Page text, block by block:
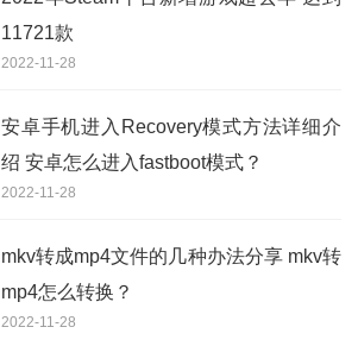
11721款
2022-11-28
安卓手机进入Recovery模式方法详细介
绍 安卓怎么进入fastboot模式？
2022-11-28
mkv转成mp4文件的几种办法分享 mkv转
mp4怎么转换？
2022-11-28